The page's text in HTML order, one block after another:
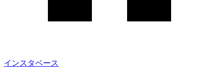
インスタベース